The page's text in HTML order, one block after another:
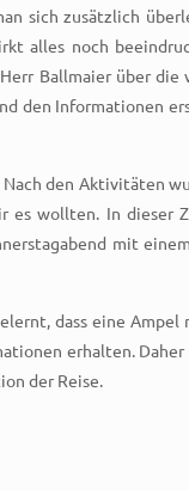
sich zusätzlich
alles noch
Ballmaier über
den Informationen
den Aktivitäten
wollten. In dieser
mit
dass eine Ampel
erhalten.
der Reise.